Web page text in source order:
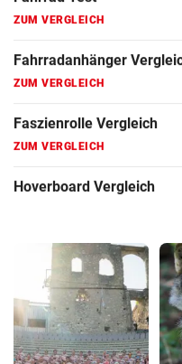
Faszienrolle Vergleich
Hoverboard Vergleich
Kinderfahrrad Vergleich